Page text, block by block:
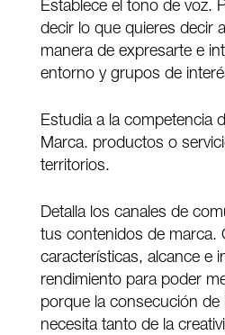
Establece el tono de voz.
decir lo que quieres decir
manera de expresarte e
entorno y grupos de
Estudia a la competencia
Marca. productos o
territorios.
Detalla los canales de
tus contenidos de marca.
características, alcance e
rendimiento para poder
porque la consecución de
necesita tanto de la